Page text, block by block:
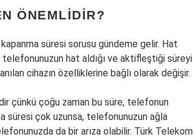
ÖNEMLIDIR?
süresi sorusu gündeme gelir. Hat
hat aldığı ve aktifleştiği süreyi
cihazın özelliklerine bağlı olarak değişir.
çünkü çoğu zaman bu süre, telefonun
süresi çok uzunsa, telefonunuzun ağla
da bir arıza olabilir. Türk Telekom